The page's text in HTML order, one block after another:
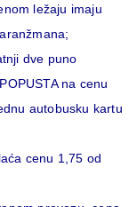
ležaju imaju
dve puno
na cenu
autobusku kartu
cenu 1,75 od